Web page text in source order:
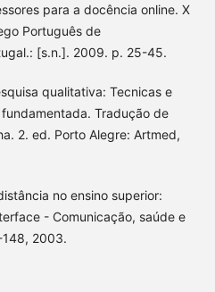
para a docência online. X
Português de
[s.n.]. 2009. p. 25-45.
qualitativa: Tecnicas e
Tradução de
2. ed. Porto Alegre: Artmed,
no ensino superior:
- Comunicação, saúde e
148, 2003.